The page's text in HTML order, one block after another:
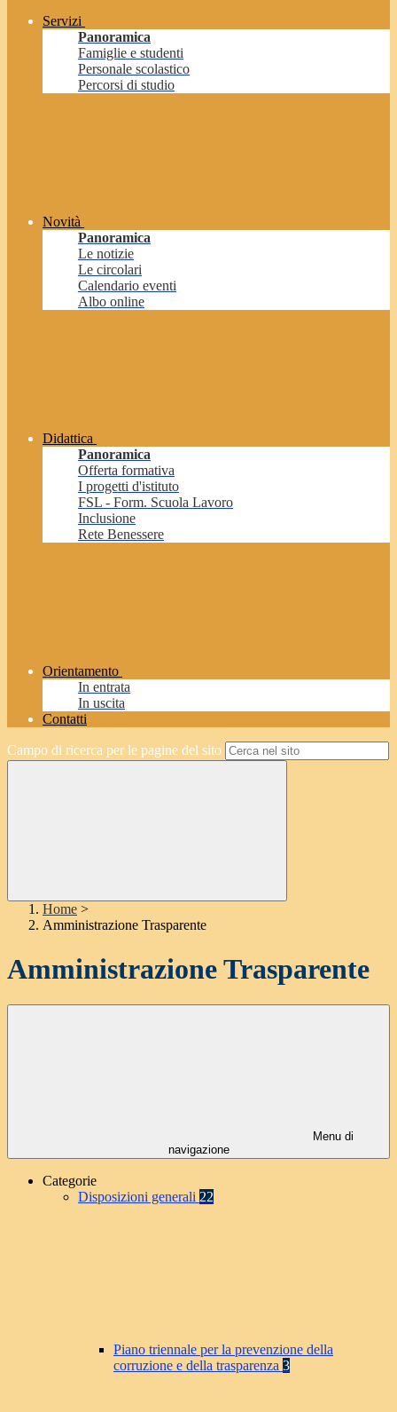
Servizi
Panoramica
Famiglie e studenti
Personale scolastico
Percorsi di studio
Novità
Panoramica
Le notizie
Le circolari
Calendario eventi
Albo online
Didattica
Panoramica
Offerta formativa
I progetti d'istituto
FSL - Form. Scuola Lavoro
Inclusione
Rete Benessere
Orientamento
In entrata
In uscita
Contatti
Campo di ricerca per le pagine del sito
Home >
Amministrazione Trasparente
Amministrazione Trasparente
Menu di
navigazione
Categorie
Disposizioni generali 22
Piano triennale per la prevenzione della
corruzione e della trasparenza 3